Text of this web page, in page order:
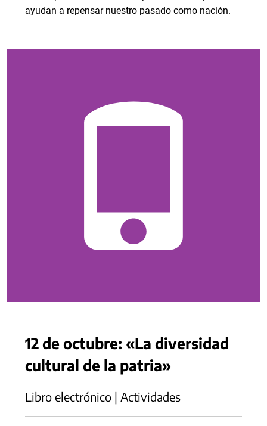
ayudan a repensar nuestro pasado como nación.
12 de octubre: «La diversidad
cultural de la patria»
Libro electrónico | Actividades